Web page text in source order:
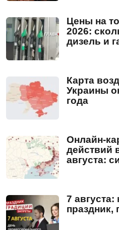
Цены на
2026:
дизель и
Карта
Украины
года
Онлайн-
действий
августа:
7 августа:
праздник,